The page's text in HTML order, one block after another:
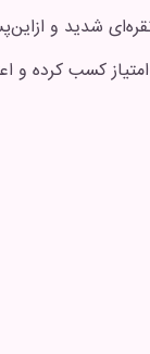
۲٪ تخفیف دائمی
کسب کرده و